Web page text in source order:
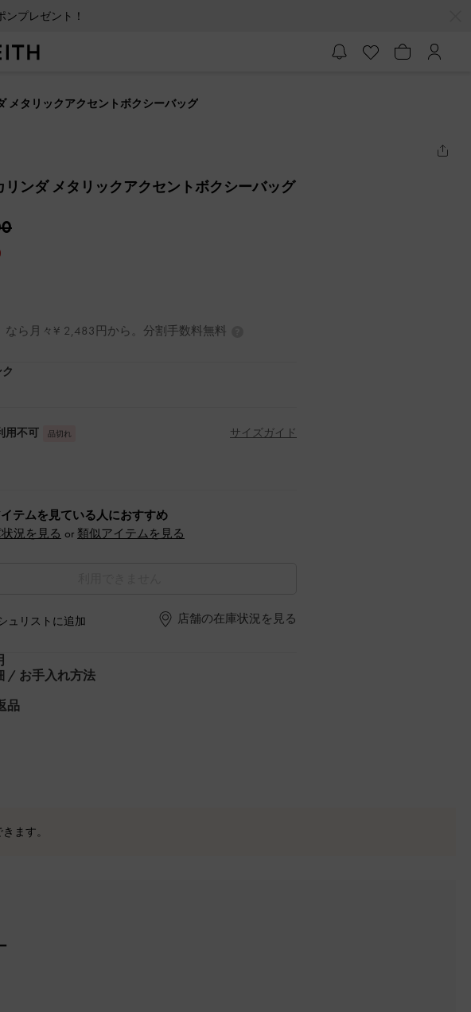
ンプレゼント！
メタリックアクセントボクシーバッグ
リンダ メタリックアクセントボクシーバッグ
なら月々¥ 2,483円から。分割手数料無料
用不可 品切れ サイズガイド
テムを見ている人におすすめ
況を見る or 類似アイテムを見る
ュリストに追加 店舗の在庫状況を見る
/ お手入れ方法
品
ます。